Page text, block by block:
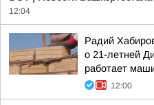
12:04
Радий
о 21-летней
работает
12:00